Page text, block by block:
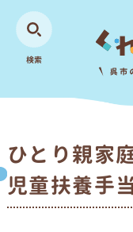
検索
ひとり親
児童扶養手